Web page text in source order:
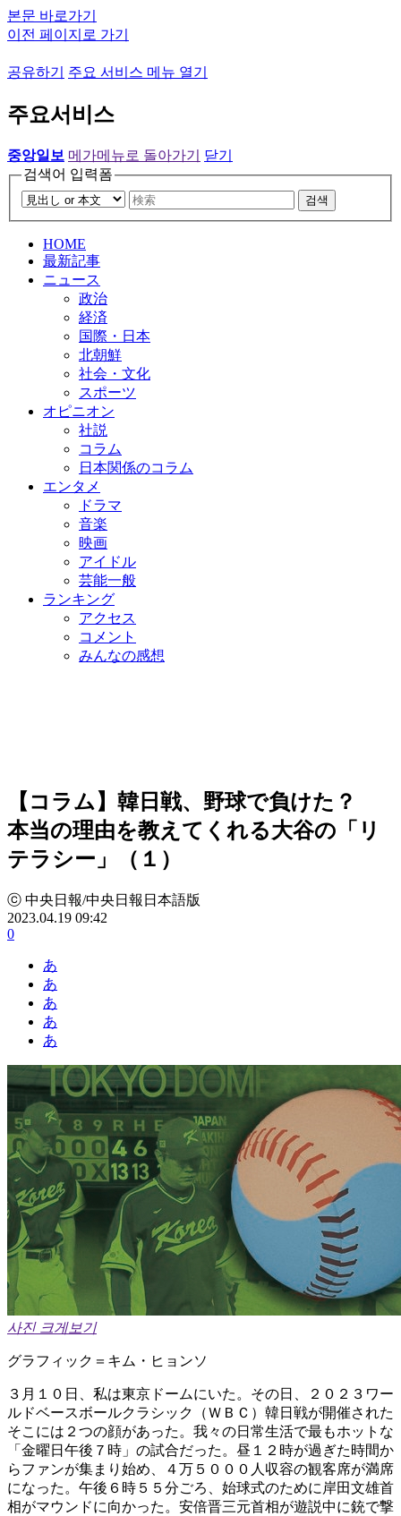
본문 바로가기
이전 페이지로 가기
공유하기 주요 서비스 메뉴 열기
주요서비스
중앙일보 메가메뉴로 돌아가기
닫기
검색어 입력폼
검색
HOME
最新記事
ニュース
政治
経済
国際・日本
北朝鮮
社会・文化
スポーツ
オピニオン
社説
コラム
日本関係のコラム
エンタメ
ドラマ
音楽
映画
アイドル
芸能一般
ランキング
アクセス
コメント
みんなの感想
【コラム】韓日戦、野球で負けた？
本当の理由を教えてくれる大谷の「リ
テラシー」（１）
ⓒ 中央日報/中央日報日本語版
2023.04.19 09:42
0
あ
あ
あ
あ
あ
사진 크게보기
グラフィック＝キム・ヒョンソ
３月１０日、私は東京ドームにいた。その日、２０２３ワー
ルドベースボールクラシック（ＷＢＣ）韓日戦が開催された
そこには２つの顔があった。我々の日常生活で最もホットな
「金曜日午後７時」の試合だった。昼１２時が過ぎた時間か
らファンが集まり始め、４万５０００人収容の観客席が満席
になった。午後６時５５分ごろ、始球式のために岸田文雄首
相がマウンドに向かった。安倍晋三元首相が遊説中に銃で撃